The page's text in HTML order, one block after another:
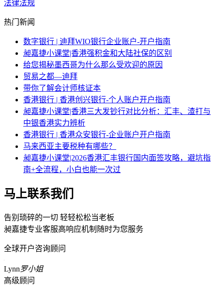
法律法规
热门新闻
数字银行 | 迪拜WIO银行企业账户-开户指南
昶嘉捷小课堂|香港强积金和大陆社保的区别
给您揭秘墨西哥为什么那么受欢迎的原因
贸易之都—迪拜
带你了解会计师核证本
香港银行 | 香港创兴银行-个人账户开户指南
昶嘉捷小课堂|香港三大发钞行对比分析：汇丰、渣打与
中银香港实力辨析
香港银行 | 香港众安银行-企业账户开户指南
马来西亚主要税种有哪些？
昶嘉捷小课堂|2026香港汇丰银行国内面签攻略，避坑指
南+全流程，小白也能一次过
马上联系我们
告别琐碎的一切 轻轻松松当老板
昶嘉捷专业客服高响应机制随时为您服务
全球开户咨询顾问
Lynn罗小姐
高级顾问